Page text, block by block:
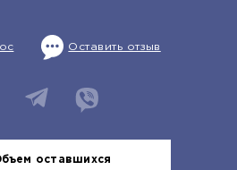
Оставить отзыв
оставшихся